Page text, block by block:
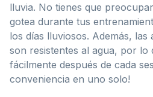
lluvia. No tienes que
gotea durante tus
los días lluviosos. Además, las
son resistentes al agua, por lo
fácilmente después de cada
conveniencia en uno solo!